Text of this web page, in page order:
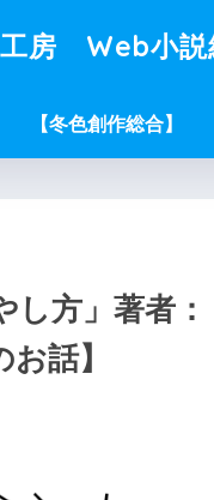
房 Web小説
【冬色創作総合】
方」著者
話】